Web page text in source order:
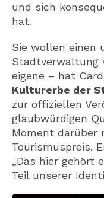
und sich
hat.
Sie wollen einen
Stadtverwaltung
eigene – hat
Kulturerbe der
zur offiziellen
glaubwürdigen
Moment darüber
Tourismuspreis.
„Das hier gehört
Teil unserer